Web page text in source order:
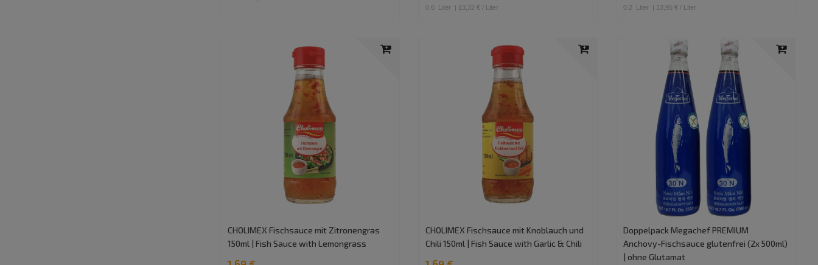
0.6 Liter | 13,32 € / Liter 0.2 Liter | 13,95 € / Liter
CHOLIMEX Fischsauce mit Zitronengras
150ml | Fish Sauce with Lemongrass
CHOLIMEX Fischsauce mit Knoblauch und
Chili 150ml | Fish Sauce with Garlic & Chili
Doppelpack Megachef PREMIUM
Anchovy-Fischsauce glutenfrei (2x 500ml)
| ohne Glutamat